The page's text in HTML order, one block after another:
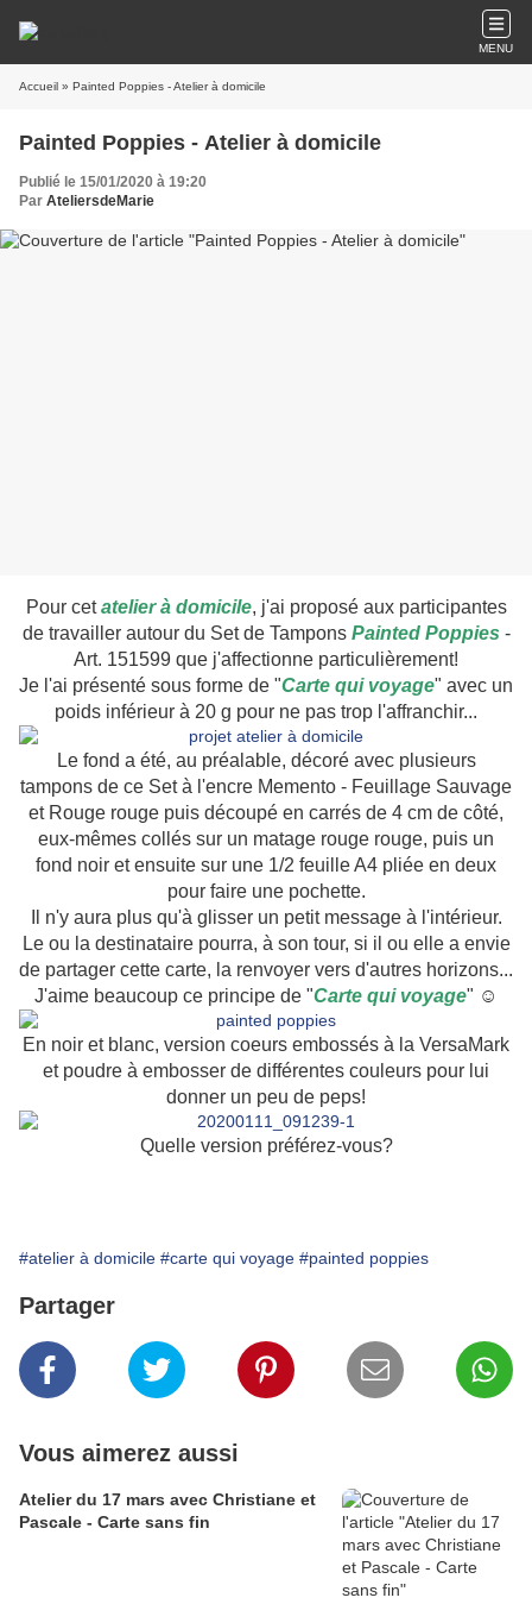
MENU
Accueil » Painted Poppies - Atelier à domicile
Painted Poppies - Atelier à domicile
Publié le 15/01/2020 à 19:20
Par AteliersdeMarie
Pour cetatelier à domicile, j'ai proposé aux participantes
de travailler autour du Set de Tampons Painted Poppies -
Art. 151599 que j'affectionne particulièrement!
Je l'ai présenté sous forme de "Carte qui voyage" avec un
poids inférieur à 20 g pour ne pas trop l'affranchir...
Le fond a été, au préalable, décoré avec plusieurs
tampons de ce Set à l'encre Memento - Feuillage Sauvage
et Rouge rouge puis découpé en carrés de 4 cm de côté,
eux-mêmes collés sur un matage rouge rouge, puis un
fond noir et ensuite sur une 1/2 feuille A4 pliée en deux
pour faire une pochette.
Il n'y aura plus qu'à glisser un petit message à l'intérieur.
Le ou la destinataire pourra, à son tour, si il ou elle a envie
de partager cette carte, la renvoyer vers d'autres horizons...
J'aime beaucoup ce principe de "Carte qui voyage" ☺
En noir et blanc, version coeurs embossés à la VersaMark
et poudre à embosser de différentes couleurs pour lui
donner un peu de peps!
Quelle version préférez-vous?
#atelier à domicile #carte qui voyage #painted poppies
Partager
Vous aimerez aussi
Atelier du 17 mars avec Christiane et
Pascale - Carte sans fin